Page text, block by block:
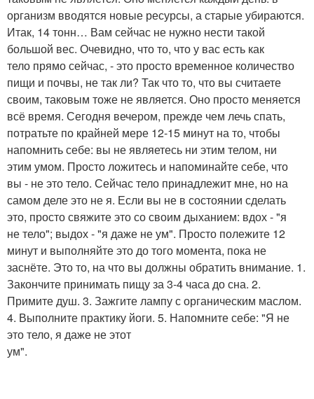
организм вводятся новые ресурсы, а старые убираются.
Итак, 14 тонн… Вам сейчас не нужно нести такой
большой вес. Очевидно, что то, что у вас есть как
тело прямо сейчас, - это просто временное количество
пищи и почвы, не так ли? Так что то, что вы считаете
своим, таковым тоже не является. Оно просто меняется
всё время. Сегодня вечером, прежде чем лечь спать,
потратьте по крайней мере 12-15 минут на то, чтобы
напомнить себе: вы не являетесь ни этим телом, ни
этим умом. Просто ложитесь и напоминайте себе, что
вы - не это тело. Сейчас тело принадлежит мне, но на
самом деле это не я. Если вы не в состоянии сделать
это, просто свяжите это со своим дыханием: вдох - "я
не тело"; выдох - "я даже не ум". Просто полежите 12
минут и выполняйте это до того момента, пока не
заснёте. Это то, на что вы должны обратить внимание. 1.
Закончите принимать пищу за 3-4 часа до сна. 2.
Примите душ. 3. Зажгите лампу с органическим маслом.
4. Выполните практику йоги. 5. Напомните себе: "Я не
это тело, я даже не этот
ум".